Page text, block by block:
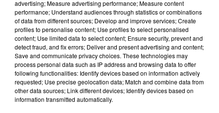
advertising; Measure advertising performance; Measure content
performance; Understand audiences through statistics or combinations
of data from different sources; Develop and improve services; Create
profiles to personalise content; Use profiles to select personalised
content; Use limited data to select content; Ensure security, prevent and
detect fraud, and fix errors; Deliver and present advertising and content;
Save and communicate privacy choices. These technologies may
process personal data such as IP address and browsing data to offer
following functionalities: Identify devices based on information actively
requested; Use precise geolocation data; Match and combine data from
other data sources; Link different devices; Identify devices based on
information transmitted automatically.